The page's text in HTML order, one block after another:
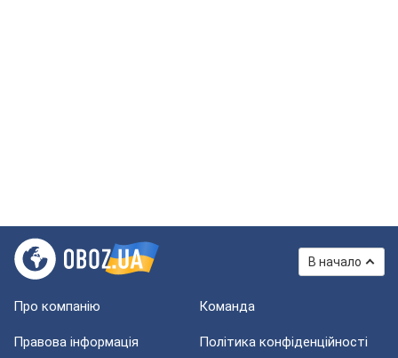
В начало
Про компанію Команда
Правова інформація Політика конфіденційності